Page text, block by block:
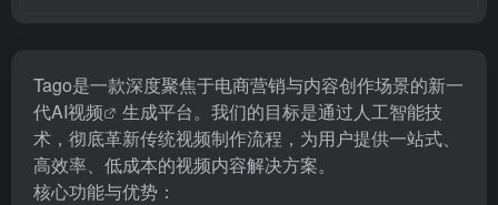
Tago是一款深度聚焦于电商营销与内容创作场景的新一
代AI视频
生成平台。我们的目标是通过人工智能技
术，彻底革新传统视频制作流程，为用户提供一站式、
高效率、低成本的视频内容解决方案。
核心功能与优势：